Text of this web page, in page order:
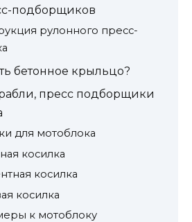
подборщиков
рулонного пресс-
бетонное крыльцо?
пресс подборщики
для мотоблока
косилка
косилка
косилка
к мотоблоку